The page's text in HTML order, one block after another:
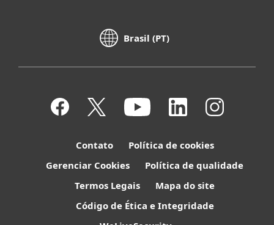
Brasil (PT)
Contato
Política de cookies
Gerenciar Cookies
Política de qualidade
Termos Legais
Mapa do site
Código de Ética e Integridade